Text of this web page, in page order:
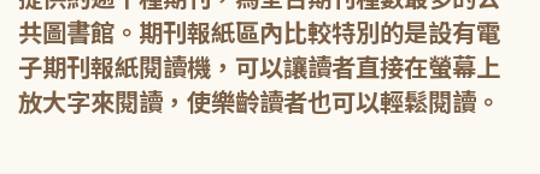
共圖書館。期刊報紙區內比較特別的是設有電
子期刊報紙閱讀機，可以讓讀者直接在螢幕上
放大字來閱讀，使樂齡讀者也可以輕鬆閱讀。